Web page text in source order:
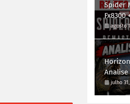
Spider
Fx8300
agosto
julho